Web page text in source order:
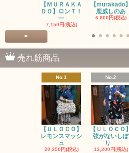
【ＭＵＲＡＫＡ
ＤＯ】ロンＴ！
一
7,150円(税込)
【murakado】
鹿威しのあ
6,600円(税込)
<
売れ筋商品
No.1
【ＵＬＯＣＯ】
レモンスマッシ
ュ
20,350円(税込)
No.2
【ＵＬＯＣＯ】
弦がないしぼ
り
13,200円(税込)